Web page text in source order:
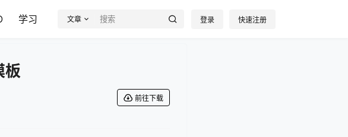
学习 文章 登录 快速注册
板
前往下载